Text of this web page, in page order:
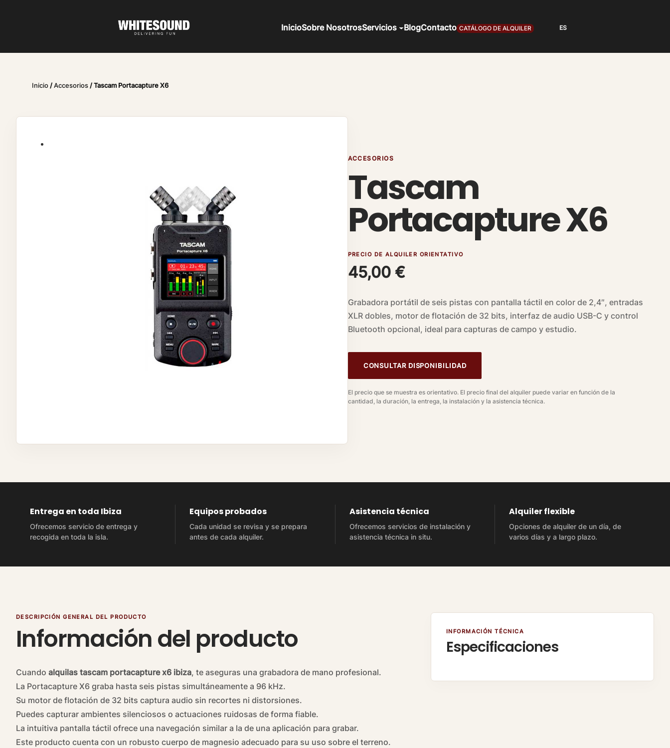
InicioSobre NosotrosServicios BlogContacto CATÁLOGO DE ALQUILER
Inicio/Accesorios/ Tascam Portacapture X6
ACCESORIOS
Tascam
Portacapture X6
PRECIO DE ALQUILER ORIENTATIVO
45,00 €
Grabadora portátil de seis pistas con pantalla táctil en color de 2,4″, entradas
XLR dobles, motor de flotación de 32 bits, interfaz de audio USB-C y control
Bluetooth opcional, ideal para capturas de campo y estudio.
CONSULTAR DISPONIBILIDAD
El precio que se muestra es orientativo. El precio final del alquiler puede variar en función de la
cantidad, la duración, la entrega, la instalación y la asistencia técnica.
Entrega en toda Ibiza
Ofrecemos servicio de entrega y
recogida en toda la isla.
Equipos probados
Cada unidad se revisa y se prepara
antes de cada alquiler.
Asistencia técnica
Ofrecemos servicios de instalación y
asistencia técnica in situ.
Alquiler flexible
Opciones de alquiler de un día, de
varios días y a largo plazo.
DESCRIPCIÓN GENERAL DEL PRODUCTO
Información del producto
Cuando alquilas tascam portacapture x6 ibiza, te aseguras una grabadora de mano profesional.
La Portacapture X6 graba hasta seis pistas simultáneamente a 96 kHz.
Su motor de flotación de 32 bits captura audio sin recortes ni distorsiones.
Puedes capturar ambientes silenciosos o actuaciones ruidosas de forma fiable.
La intuitiva pantalla táctil ofrece una navegación similar a la de una aplicación para grabar.
Este producto cuenta con un robusto cuerpo de magnesio adecuado para su uso sobre el terreno.
INFORMACIÓN TÉCNICA
Especificaciones